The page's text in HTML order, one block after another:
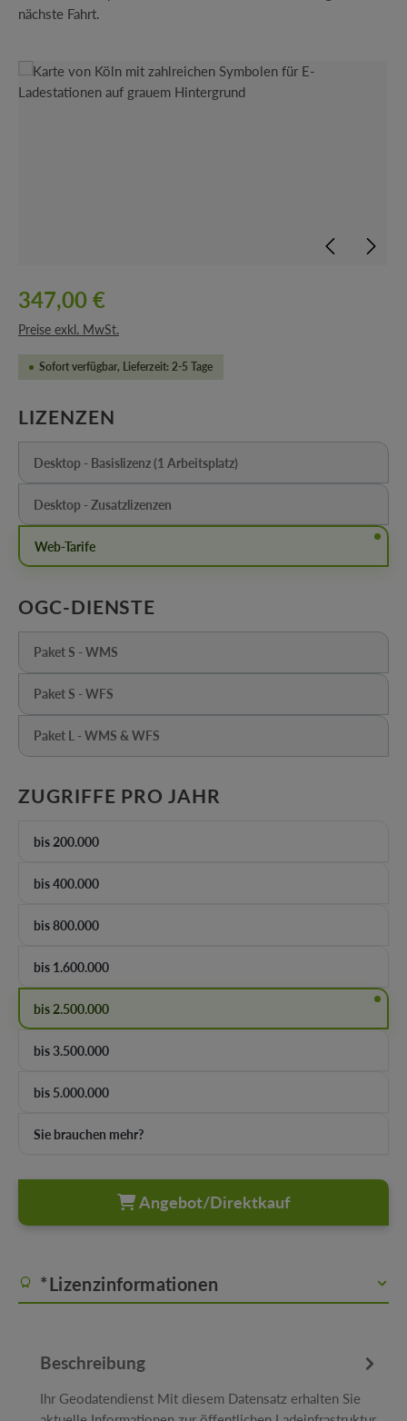
nächste Fahrt.
Bildergalerie überspringen
347,00 €
Preise exkl. MwSt.
Sofort verfügbar, Lieferzeit: 2-5 Tage
LIZENZEN
Desktop - Basislizenz (1 Arbeitsplatz)
(Diese Option ist zurzeit nicht verfügbar.)
Desktop - Zusatzlizenzen
(Diese Option ist zurzeit nicht verfügbar.)
Web-Tarife
OGC-DIENSTE
Paket S - WMS
(Diese Option ist zurzeit nicht verfügbar.)
Paket S - WFS
(Diese Option ist zurzeit nicht verfügbar.)
Paket L - WMS & WFS
(Diese Option ist zurzeit nicht verfügbar.)
ZUGRIFFE PRO JAHR
bis 200.000
bis 400.000
bis 800.000
bis 1.600.000
bis 2.500.000
bis 3.500.000
bis 5.000.000
Sie brauchen mehr?
Angebot/Direktkauf
*Lizenzinformationen
Beschreibung
Ihr Geodatendienst Mit diesem Datensatz erhalten Sie